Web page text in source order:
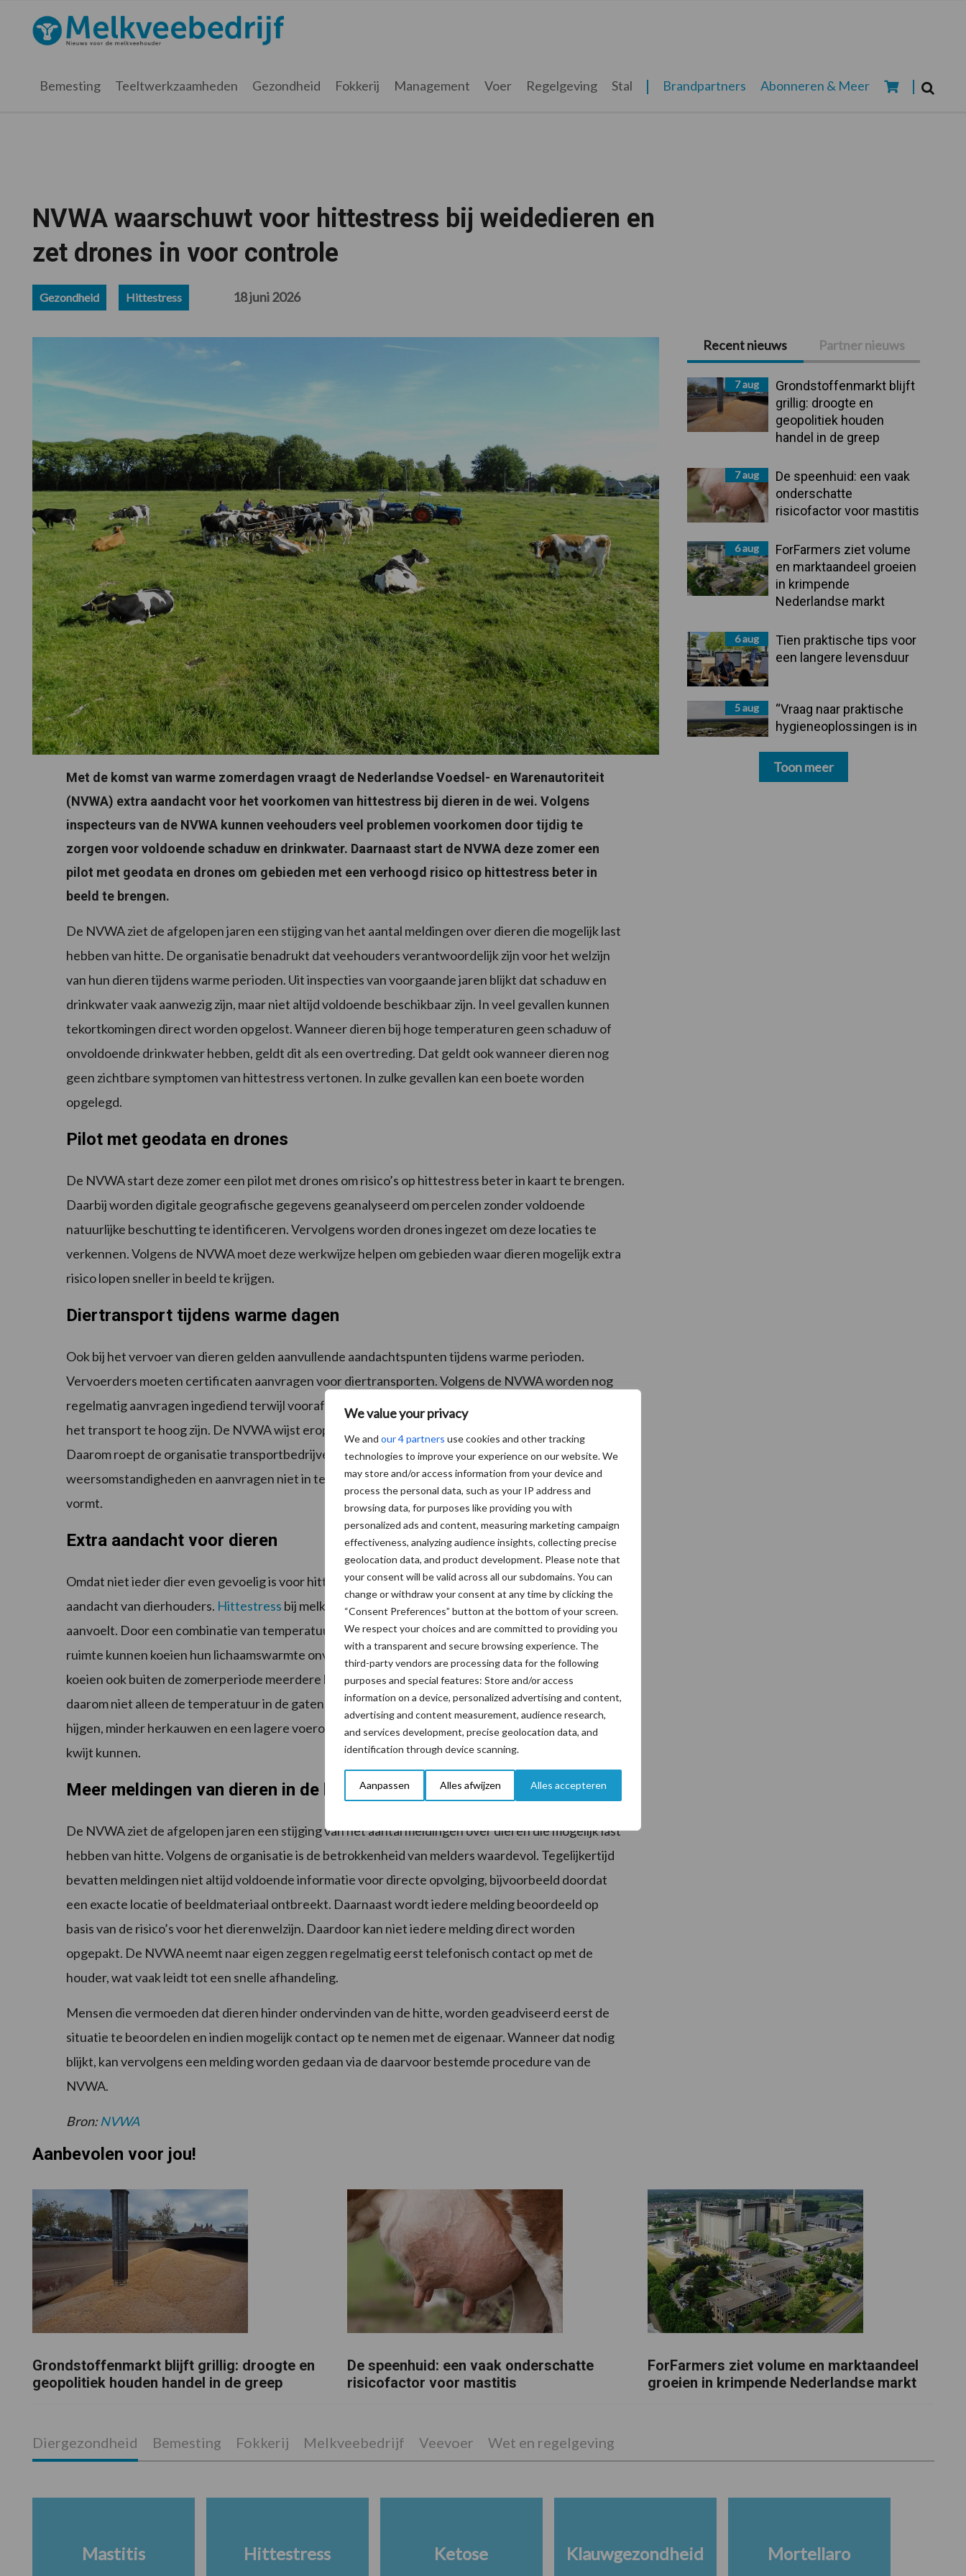
We value your privacy
We and our 4 partners use cookies and other tracking
technologies to improve your experience on our website. We
may store and/or access information from your device and
process the personal data, such as your IP address and
browsing data, for purposes like providing you with
personalized ads and content, measuring marketing campaign
effectiveness, analyzing audience insights, collecting precise
geolocation data, and product development. Please note that
your consent will be valid across all our subdomains. You can
change or withdraw your consent at any time by clicking the
“Consent Preferences” button at the bottom of your screen.
We respect your choices and are committed to providing you
with a transparent and secure browsing experience. The
third-party vendors are processing data for the following
purposes and special features: Store and/or access
information on a device, personalized advertising and content,
advertising and content measurement, audience research,
and services development, precise geolocation data, and
identification through device scanning.
Aanpassen Alles afwijzen Alles accepteren
hoofdnavigatie
hoofd
eerste
voettekst
Melkveebedrijf.nl
Bemesting Teeltwerkzaamheden Gezondheid Fokkerij Management Voer Regelgeving Stal Brandpartners Abonneren & Meer
NVWA waarschuwt voor hittestress bij weidedieren en
zet drones in voor controle
Gezondheid Hittestress 18 juni 2026
Met de komst van warme zomerdagen vraagt de Nederlandse Voedsel- en Warenautoriteit
(NVWA) extra aandacht voor het voorkomen van hittestress bij dieren in de wei. Volgens
inspecteurs van de NVWA kunnen veehouders veel problemen voorkomen door tijdig te
zorgen voor voldoende schaduw en drinkwater. Daarnaast start de NVWA deze zomer een
pilot met geodata en drones om gebieden met een verhoogd risico op hittestress beter in
beeld te brengen.
De NVWA ziet de afgelopen jaren een stijging van het aantal meldingen over dieren die mogelijk last
hebben van hitte. De organisatie benadrukt dat veehouders verantwoordelijk zijn voor het welzijn
van hun dieren tijdens warme perioden. Uit inspecties van voorgaande jaren blijkt dat schaduw en
drinkwater vaak aanwezig zijn, maar niet altijd voldoende beschikbaar zijn. In veel gevallen kunnen
tekortkomingen direct worden opgelost. Wanneer dieren bij hoge temperaturen geen schaduw of
onvoldoende drinkwater hebben, geldt dit als een overtreding. Dat geldt ook wanneer dieren nog
geen zichtbare symptomen van hittestress vertonen. In zulke gevallen kan een boete worden
opgelegd.
Pilot met geodata en drones
De NVWA start deze zomer een pilot met drones om risico’s op hittestress beter in kaart te brengen.
Daarbij worden digitale geografische gegevens geanalyseerd om percelen zonder voldoende
natuurlijke beschutting te identificeren. Vervolgens worden drones ingezet om deze locaties te
verkennen. Volgens de NVWA moet deze werkwijze helpen om gebieden waar dieren mogelijk extra
risico lopen sneller in beeld te krijgen.
Diertransport tijdens warme dagen
Ook bij het vervoer van dieren gelden aanvullende aandachtspunten tijdens warme perioden.
Vervoerders moeten certificaten aanvragen voor diertransporten. Volgens de NVWA worden nog
regelmatig aanvragen ingediend terwijl vooraf al duidelijk is dat de verwachte temperaturen tijdens
het transport te hoog zijn. De NVWA wijst erop dat dergelijke aanvragen worden afgewezen.
Daarom roept de organisatie transportbedrijven op om vooraf rekening te houden met
weersomstandigheden en aanvragen niet in te dienen of tijdig te annuleren wanneer hitte een risico
vormt.
Extra aandacht voor dieren
Omdat niet ieder dier even gevoelig is voor hitte, vraagt warm weer volgens de NVWA om extra
aandacht van dierhouders. Hittestress bij melkvee ontstaat vaak al voordat het extreem warm
aanvoelt. Door een combinatie van temperatuur, luchtvochtigheid, beperkte ventilatie en te weinig
ruimte kunnen koeien hun lichaamswarmte onvoldoende kwijt. Dat betekent in de praktijk dat
koeien ook buiten de zomerperiode meerdere keren per dag hittestress kunnen ervaren. Houd
daarom niet alleen de temperatuur in de gaten, maar vooral het gedrag van de koe. Signalen zoals
hijgen, minder herkauwen en een lagere voeropname kunnen aantonen dat koeien hun warmte niet
kwijt kunnen.
Meer meldingen van dieren in de hitte
De NVWA ziet de afgelopen jaren een stijging van het aantal meldingen over dieren die mogelijk last
hebben van hitte. Volgens de organisatie is de betrokkenheid van melders waardevol. Tegelijkertijd
bevatten meldingen niet altijd voldoende informatie voor directe opvolging, bijvoorbeeld doordat
een exacte locatie of beeldmateriaal ontbreekt. Daarnaast wordt iedere melding beoordeeld op
basis van de risico’s voor het dierenwelzijn. Daardoor kan niet iedere melding direct worden
opgepakt. De NVWA neemt naar eigen zeggen regelmatig eerst telefonisch contact op met de
houder, wat vaak leidt tot een snelle afhandeling.
Mensen die vermoeden dat dieren hinder ondervinden van de hitte, worden geadviseerd eerst de
situatie te beoordelen en indien mogelijk contact op te nemen met de eigenaar. Wanneer dat nodig
blijkt, kan vervolgens een melding worden gedaan via de daarvoor bestemde procedure van de
NVWA.
Bron:NVWA
Primaire
Sidebar
Recent nieuws Partner nieuws
7 aug
Grondstoffenmarkt blijft
grillig: droogte en
geopolitiek houden
handel in de greep
7 aug
De speenhuid: een vaak
onderschatte
risicofactor voor mastitis
6 aug
ForFarmers ziet volume
en marktaandeel groeien
in krimpende
Nederlandse markt
6 aug
Tien praktische tips voor
een langere levensduur
5 aug
“Vraag naar praktische
hygieneoplossingen is in
Toon meer
Aanbevolen voor jou!
Grondstoffenmarkt blijft grillig: droogte en
geopolitiek houden handel in de greep
De speenhuid: een vaak onderschatte
risicofactor voor mastitis
ForFarmers ziet volume en marktaandeel
groeien in krimpende Nederlandse markt
Diergezondheid Bemesting Fokkerij Melkveebedrijf Veevoer Wet en regelgeving
Mastitis Hittestress Ketose Klauwgezondheid Mortellaro